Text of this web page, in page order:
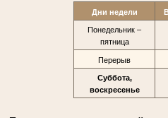
Дни недели
Понедельник –
пятница
Перерыв
Суббота,
воскресенье